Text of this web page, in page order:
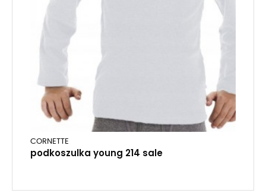
CORNETTE
podkoszulka young 214 sale